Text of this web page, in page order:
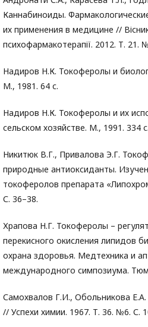
Каннабиноиды.
их применения в медицине // Вісник
психофармакотерапії. 2012. Т. 21.
Надиров Н.К. Токоферолы и
М., 1981. 64 с.
Надиров Н.К. Токоферолы и их
сельском хозяйстве. М., 1991. 334 с.
Никитюк В.Г., Привалова Э.Г.
природные антиоксиданты.
токоферолов препарата
С. 36–38.
Храпова Н.Г. Токоферолы –
перекисного окисления липидов
охрана здоровья. Медтехника и
международного симпозиума.
Самохвалов Г.И., Обольникова
// Успехи химии. 1967. Т. 36. №6. С.